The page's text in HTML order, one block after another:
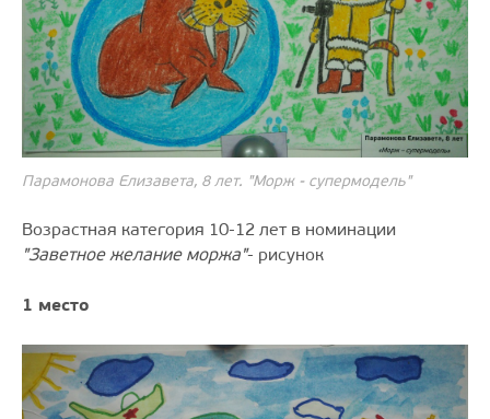
Парамонова Елизавета, 8 лет. "Морж - супермодель"
Возрастная категория 10-12 лет в номинации
"Заветное желание моржа"- рисунок
1 место